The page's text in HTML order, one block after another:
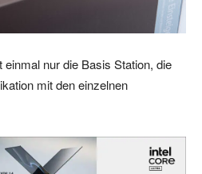
nur die Basis Station, die
mit den einzelnen